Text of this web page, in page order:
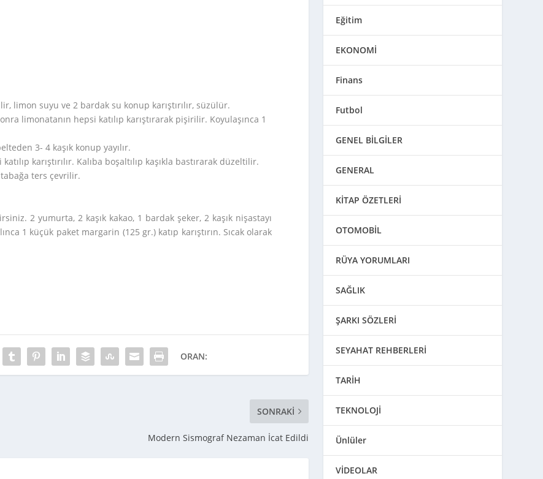
limon suyu ve 2 bardak su konup karıştırılır, süzülür.
limonatanın hepsi katılıp karıştırarak pişirilir. Koyulaşınca 1
3- 4 kaşık konup yayılır.
karıştırılır. Kalıba boşaltılıp kaşıkla bastırarak düzeltilir.
ters çevrilir.
2 yumurta, 2 kaşık kakao, 1 bardak şeker, 2 kaşık nişastayı
1 küçük paket margarin (125 gr.) katıp karıştırın. Sıcak olarak
ORAN:
SONRAKI
Modern Sismograf Nezaman İcat Edildi
Eğitim
EKONOMİ
Finans
Futbol
GENEL BİLGİLER
GENERAL
KİTAP ÖZETLERİ
OTOMOBİL
RÜYA YORUMLARI
SAĞLIK
ŞARKI SÖZLERİ
SEYAHAT REHBERLERİ
TARİH
TEKNOLOJİ
Ünlüler
VİDEOLAR